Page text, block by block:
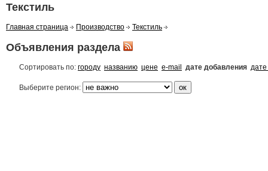
Текстиль
Главная страница Производство Текстиль
Объявления раздела
Сортировать по: городу названию цене e-mail дате добавления
Выберите регион: